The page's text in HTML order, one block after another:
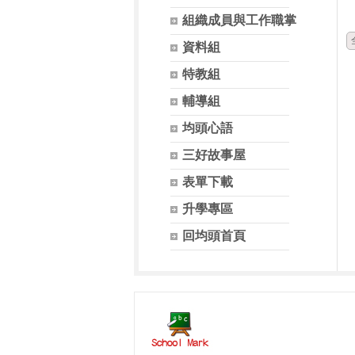
組織成員與工作職掌
資料組
特教組
輔導組
均頭心語
三好故事屋
表單下載
升學專區
回均頭首頁